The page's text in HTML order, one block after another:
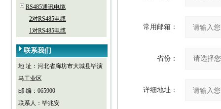
RS485通讯电缆
2对RS485电缆
1对RS485电缆
联系我们
地 址：河北省廊坊市大城县毕演
马工业区
邮 编：065900
联系人：毕兆安
常用邮箱：
省份：
详细地址：